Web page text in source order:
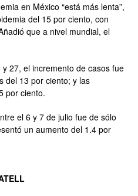
en México “está más lenta”,
del 15 por ciento, con
que a nivel mundial, el
27, el incremento de casos fue
del 13 por ciento; y las
por ciento.
el 6 y 7 de julio fue de sólo
un aumento del 1.4 por